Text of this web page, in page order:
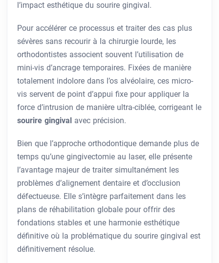
l’impact esthétique du sourire gingival.
Pour accélérer ce processus et traiter des cas plus
sévères sans recourir à la chirurgie lourde, les
orthodontistes associent souvent l’utilisation de
mini-vis d’ancrage temporaires. Fixées de manière
totalement indolore dans l’os alvéolaire, ces micro-
vis servent de point d’appui fixe pour appliquer la
force d’intrusion de manière ultra-ciblée, corrigeant le
sourire gingival avec précision.
Bien que l’approche orthodontique demande plus de
temps qu’une gingivectomie au laser, elle présente
l’avantage majeur de traiter simultanément les
problèmes d’alignement dentaire et d’occlusion
défectueuse. Elle s’intègre parfaitement dans les
plans de réhabilitation globale pour offrir des
fondations stables et une harmonie esthétique
définitive où la problématique du sourire gingival est
définitivement résolue.